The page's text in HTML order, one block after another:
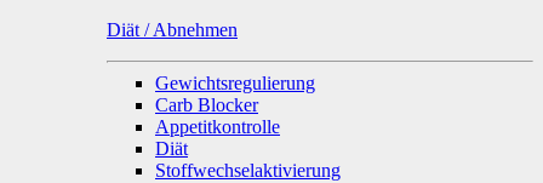
Diät / Abnehmen
Gewichtsregulierung
Carb Blocker
Appetitkontrolle
Diät
Stoffwechselaktivierung